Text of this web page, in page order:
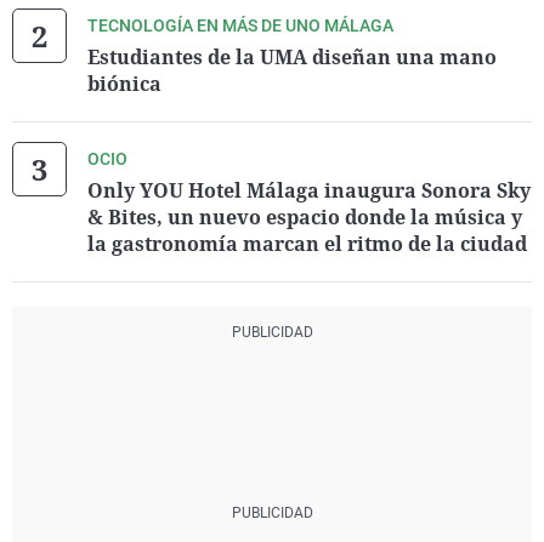
TECNOLOGÍA EN MÁS DE UNO MÁLAGA
Estudiantes de la UMA diseñan una mano
biónica
OCIO
Only YOU Hotel Málaga inaugura Sonora Sky
& Bites, un nuevo espacio donde la música y
la gastronomía marcan el ritmo de la ciudad